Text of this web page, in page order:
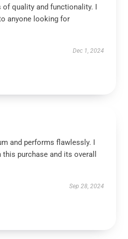
quality and functionality. I
anyone looking for
Dec 1, 2024
and performs flawlessly. I
purchase and its overall
Sep 28, 2024